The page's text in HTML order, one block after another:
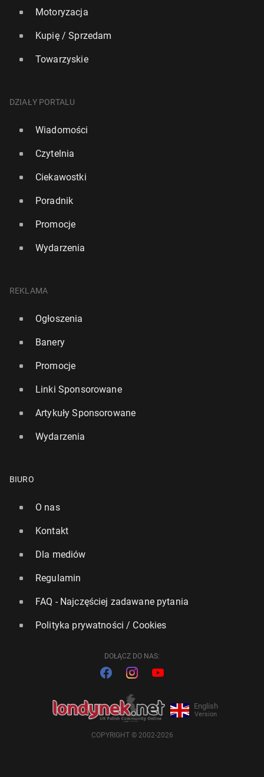
Motoryzacja
Kupię / Sprzedam
Towarzyskie
DZIAŁY PORTALU
Wiadomości
Czytelnia
Ciekawostki
Poradnik
Promocje
Wydarzenia
REKLAMA
Ogłoszenia
Banery
Promocje
Linki Sponsorowane
Artykuły Sponsorowane
Wydarzenia
BIURO
O nas
Kontakt
Dla mediów
Regulamin
FAQ - Najczęściej zadawane pytania
Polityka prywatności / Cookies
DOŁĄCZ DO NAS:
English
Version
COPYRIGHT © 2002-2026